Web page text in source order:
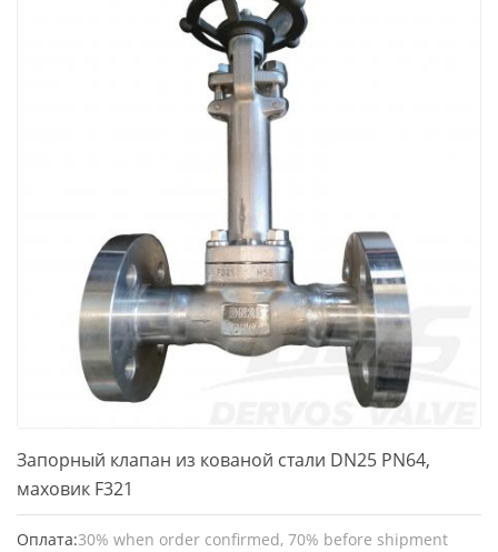
Запорный клапан из кованой стали DN25 PN64,
маховик F321
Оплата:30% when order confirmed, 70% before shipment